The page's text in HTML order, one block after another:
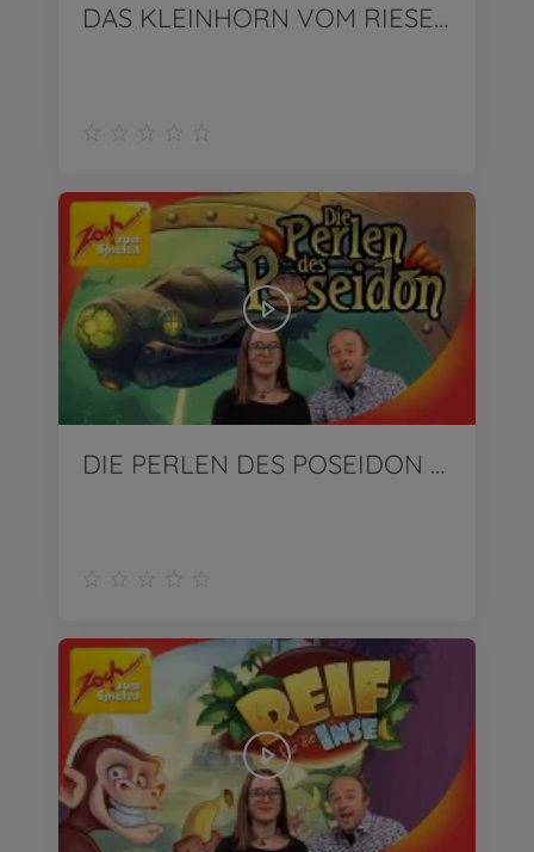
DAS KLEINHORN VOM RIESENWALD von Zoch | Wir stellen vor!
DIE PERLEN DES POSEIDON von Zoch | Wir stellen vor!